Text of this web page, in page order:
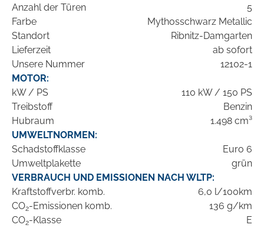
Anzahl der Türen
5
Farbe
Mythosschwarz Metallic
Standort
Ribnitz-Damgarten
Lieferzeit
ab sofort
Unsere Nummer
12102-1
MOTOR:
kW / PS
110 kW / 150 PS
Treibstoff
Benzin
Hubraum
1.498 cm³
UMWELTNORMEN:
Schadstoffklasse
Euro 6
Umweltplakette
grün
VERBRAUCH UND EMISSIONEN NACH WLTP:
Kraftstoffverbr. komb.
6,0 l/100km
CO2-Emissionen komb.
136 g/km
CO2-Klasse E